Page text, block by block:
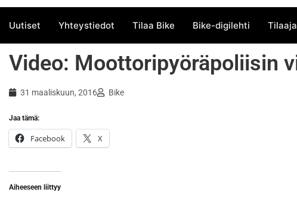
Uutiset Yhteystiedot Tilaa Bike Bike-digilehti
Video: Moottoripyöräpoliisin
31 maaliskuun, 2016 Bike
Jaa tämä:
Facebook X
Aiheeseen liittyy